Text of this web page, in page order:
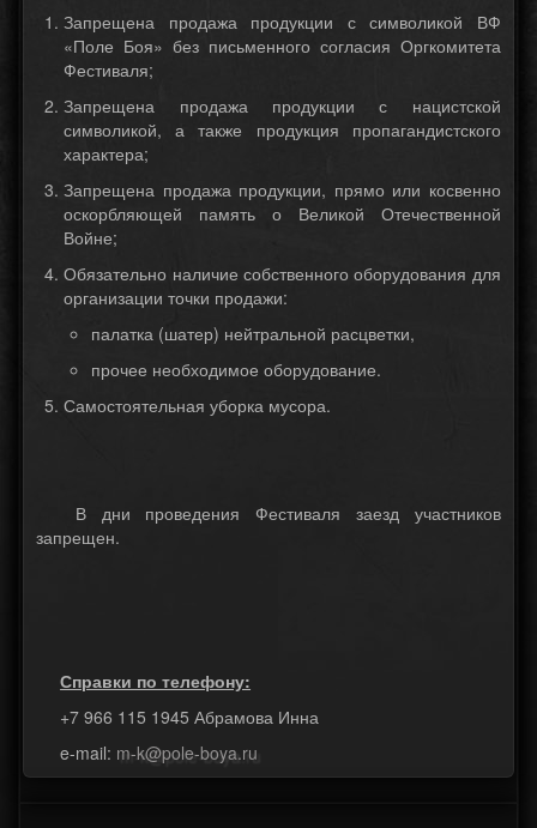
Запрещена продажа продукции с символикой ВФ
«Поле Боя» без письменного согласия Оргкомитета
Фестиваля;
Запрещена продажа продукции с нацистской
символикой, а также продукция пропагандистского
характера;
Запрещена продажа продукции, прямо или косвенно
оскорбляющей память о Великой Отечественной
Войне;
Обязательно наличие собственного оборудования для
организации точки продажи:
палатка (шатер) нейтральной расцветки,
прочее необходимое оборудование.
Самостоятельная уборка мусора.
В дни проведения Фестиваля заезд участников
запрещен.
Справки по телефону:
+7 966 115 1945 Абрамова Инна
e-mail: m-k@pole-boya.ru